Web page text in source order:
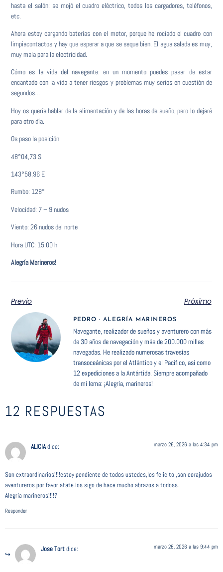
hasta el salón: se mojó el cuadro eléctrico, todos los cargadores, teléfonos,
etc.
Ahora estoy cargando baterías con el motor, porque he rociado el cuadro con
limpiacontactos y hay que esperar a que se seque bien. El agua salada es muy,
muy mala para la electricidad.
Cómo es la vida del navegante: en un momento puedes pasar de estar
encantado con la vida a tener riesgos y problemas muy serios en cuestión de
segundos…
Hoy os quería hablar de la alimentación y de las horas de sueño, pero lo dejaré
para otro día.
Os paso la posición:
48°04,73 S
143°58,96 E
Rumbo: 128°
Velocidad: 7 – 9 nudos
Viento: 26 nudos del norte
Hora UTC: 15:00 h
Alegría Marineros!
Previo Próximo
PEDRO · ALEGRÍA MARINEROS
Navegante, realizador de sueños y aventurero con más
de 30 años de navegación y más de 200.000 millas
navegadas. He realizado numerosas travesías
transoceánicas por el Atlántico y el Pacífico, así como
12 expediciones a la Antártida. Siempre acompañado
de mi lema: ¡Alegría, marineros!
12 RESPUESTAS
ALICIAdice: marzo 26, 2026 a las 4:34 pm
Son extraordinarios!!!!estoy pendiente de todos ustedes,los felicito ,son corajudos
aventureros.por favor atate.los sigo de hace mucho.abrazos a todoss.
Alegría marineros!!!!?
Responder
Jose Tortdice: marzo 28, 2026 a las 9:44 pm